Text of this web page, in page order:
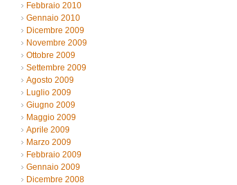
Febbraio 2010
Gennaio 2010
Dicembre 2009
Novembre 2009
Ottobre 2009
Settembre 2009
Agosto 2009
Luglio 2009
Giugno 2009
Maggio 2009
Aprile 2009
Marzo 2009
Febbraio 2009
Gennaio 2009
Dicembre 2008